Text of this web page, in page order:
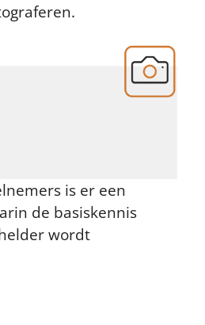
is er een
de basiskennis
wordt